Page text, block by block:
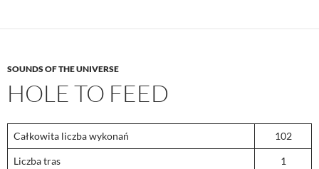
SOUNDS OF THE UNIVERSE
HOLE TO FEED
Całkowita liczba wykonań 102
Liczba tras 1